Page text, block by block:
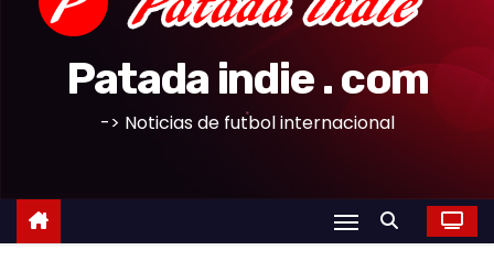
i
Patada indie . com
-> Noticias de futbol internacional